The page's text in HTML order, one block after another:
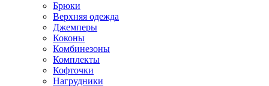
Брюки
Верхняя одежда
Джемперы
Коконы
Комбинезоны
Комплекты
Кофточки
Нагрудники